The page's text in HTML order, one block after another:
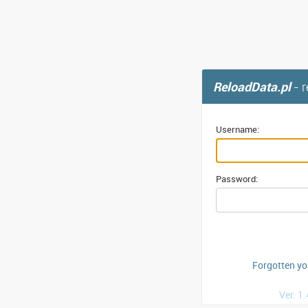
ReloadData.pl-
Username:
Password:
Forgotten
Ver.